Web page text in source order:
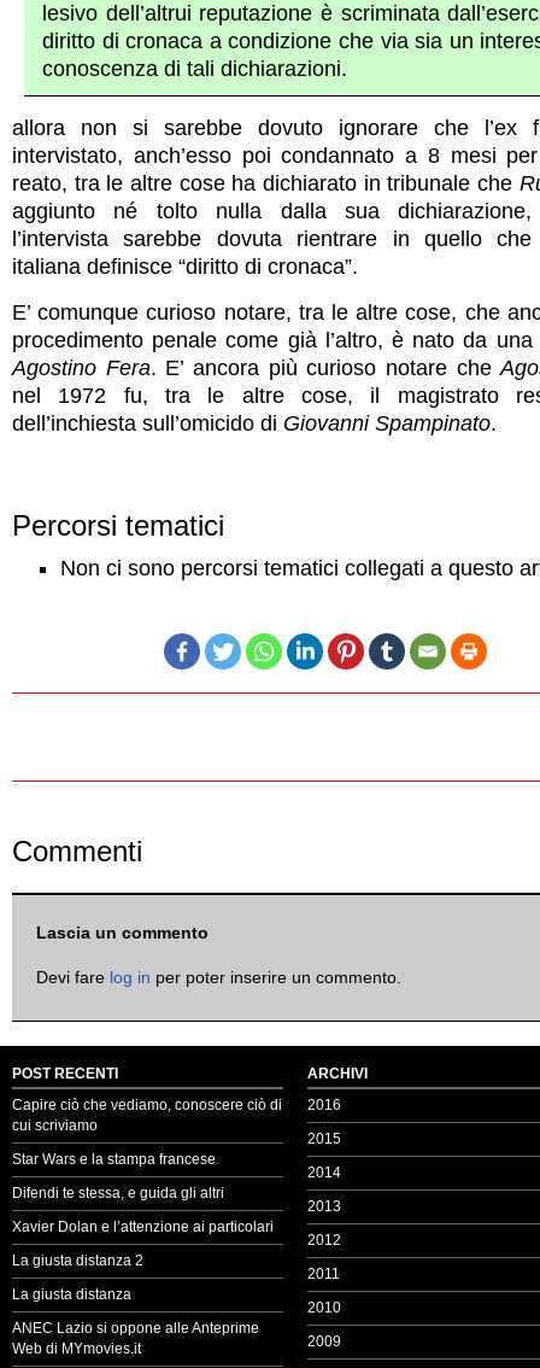
lesivo dell’altrui reputazione è scriminata
diritto di cronaca a condizione che via sia un
conoscenza di tali dichiarazioni.
allora non si sarebbe dovuto ignorare che l’ex
intervistato, anch’esso poi condannato a 8 mesi
reato, tra le altre cose ha dichiarato in tribunale che
aggiunto né tolto nulla dalla sua
l’intervista sarebbe dovuta rientrare in quello
italiana definisce “diritto di cronaca”.
E’ comunque curioso notare, tra le altre cose, che
procedimento penale come già l’altro, è nato da
Agostino Fera. E’ ancora più curioso notare che
nel 1972 fu, tra le altre cose, il magistrato
dell’inchiesta sull’omicido di Giovanni Spampinato.
Percorsi tematici
Non ci sono percorsi tematici collegati a questo
Commenti
Lascia un commento
Devi fare log in per poter inserire un commento.
POST RECENTI
Capire ciò che vediamo, conoscere ciò di
cui scriviamo
Star Wars e la stampa francese
Difendi te stessa, e guida gli altri
Xavier Dolan e l’attenzione ai particolari
La giusta distanza 2
La giusta distanza
ANEC Lazio si oppone alle Anteprime
Web di MYmovies.it
ARCHIVI
2016
2015
2014
2013
2012
2011
2010
2009